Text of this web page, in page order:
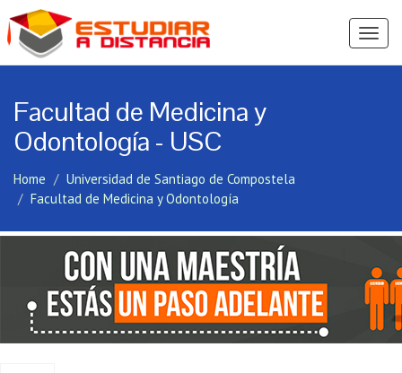
Ver
Facultad de Medicina y
Odontología - USC
Home
Universidad de Santiago de Compostela
Facultad de Medicina y Odontología